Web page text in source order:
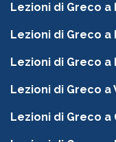
Lezioni di Greco a
Lezioni di Greco a
Lezioni di Greco a
Lezioni di Greco
Lezioni di Greco a